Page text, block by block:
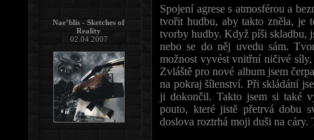
Spojení agrese s atmosférou a
tvořit hudbu, aby takto zněla, je
tvorby hudby. Když píši skladbu,
nebo se do něj uvedu sám.
možnost vyvést vnitřní ničivé
Zvláště pro nové album jsem
na pokraj šílenství. Při skládání
ji dokončil. Takto jsem si také
pouto, které jistě přetrvá dobu
doslova roztrhá moji duši na cáry.
Nae’blis - Sketches of
Reality
02.04.2007